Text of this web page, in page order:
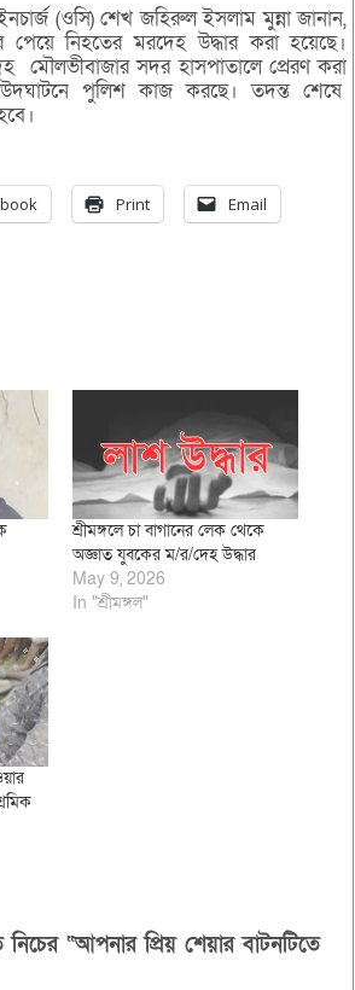
(ওসি) শেখ জহিরুল ইসলাম মুন্না জানান,
পেয়ে নিহতের মরদেহ উদ্ধার করা হয়েছে।
মৌলভীবাজার সদর হাসপাতালে প্রেরণ করা
পুলিশ কাজ করছে। তদন্ত শেষে
Print Email
শ্রীমঙ্গলে চা বাগানের লেক থেকে
অজ্ঞাত যুবকের ম/র/দেহ উদ্ধার
May 9, 2026
In "শ্রীমঙ্গল"
“আপনার প্রিয় শেয়ার বাটনটিতে